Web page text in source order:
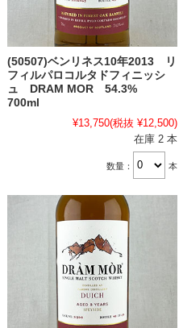
(50507)ベンリネス10年2013 リ
フィルパロコルタドフィニッシ
ュ DRAM MOR 54.3%
700ml
¥13,750(税抜 ¥12,500)
在庫 2 本
数量： 本